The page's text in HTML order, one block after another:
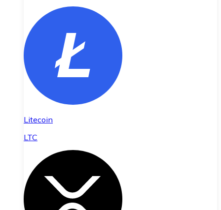
Litecoin
LTC